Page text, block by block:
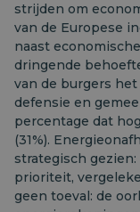
strijden om
van de Europese
naast
dringende
van de burgers
defensie en
percentage dat
(31%).
strategisch
prioriteit,
geen toeval: de